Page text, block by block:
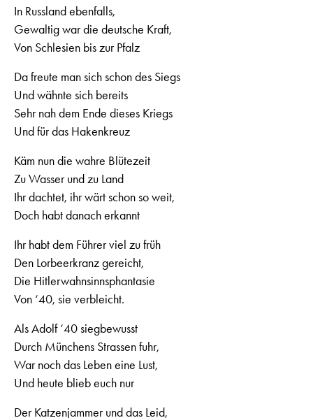
In Russland ebenfalls,
Gewaltig war die deutsche Kraft,
Von Schlesien bis zur Pfalz
Da freute man sich schon des Siegs
Und wähnte sich bereits
Sehr nah dem Ende dieses Kriegs
Und für das Hakenkreuz
Käm nun die wahre Blütezeit
Zu Wasser und zu Land
Ihr dachtet, ihr wärt schon so weit,
Doch habt danach erkannt
Ihr habt dem Führer viel zu früh
Den Lorbeerkranz gereicht,
Die Hitlerwahnsinnsphantasie
Von ‘40, sie verbleicht.
Als Adolf ‘40 siegbewusst
Durch Münchens Strassen fuhr,
War noch das Leben eine Lust,
Und heute blieb euch nur
Der Katzenjammer und das Leid,